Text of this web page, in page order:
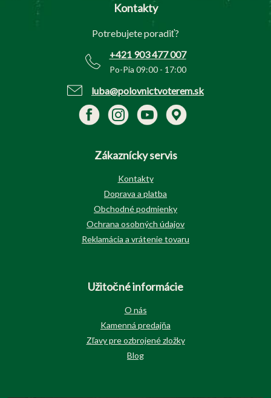
Kontakty
Potrebujete poradiť?
+421 903 477 007
Po-Pia 09:00 - 17:00
luba@polovnictvoterem.sk
Zákaznícky servis
Kontakty
Doprava a platba
Obchodné podmienky
Ochrana osobných údajov
Reklamácia a vrátenie tovaru
Užitočné informácie
O nás
Kamenná predajňa
Zľavy pre ozbrojené zložky
Blog